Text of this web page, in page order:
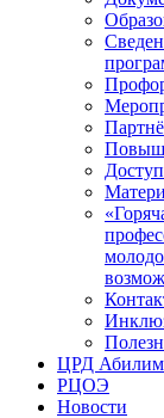
ЦРД
РЦОЭ
Новости